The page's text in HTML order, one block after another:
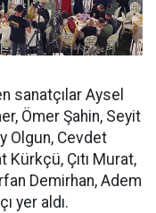
sanatçılar Aysel
Ömer Şahin, Seyit
Olgun, Cevdet
Çıtı Murat,
Demirhan, Adem
yer aldı.